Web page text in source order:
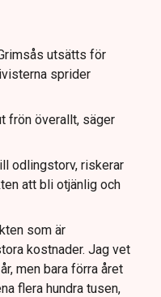
utsätts för
sprider
frön överallt, säger
odlingstorv, riskerar
att bli otjänlig och
som är
kostnader. Jag vet
men bara förra året
flera hundra tusen,